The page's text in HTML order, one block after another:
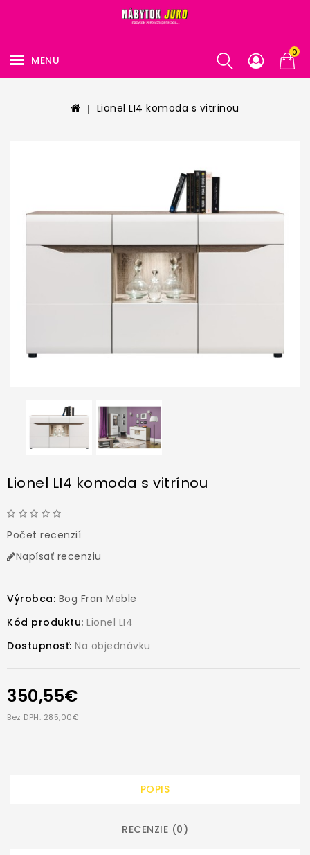
0
MENU
Lionel LI4 komoda s vitrínou
Lionel LI4 komoda s vitrínou
Počet recenzií
Napísať recenziu
Výrobca: Bog Fran Meble
Kód produktu: Lionel LI4
Dostupnosť: Na objednávku
350,55€
Bez DPH: 285,00€
POPIS
RECENZIE (0)